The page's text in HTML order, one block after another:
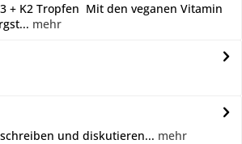
+ K2 Tropfen Mit den veganen Vitamin
mehr
und diskutieren... mehr